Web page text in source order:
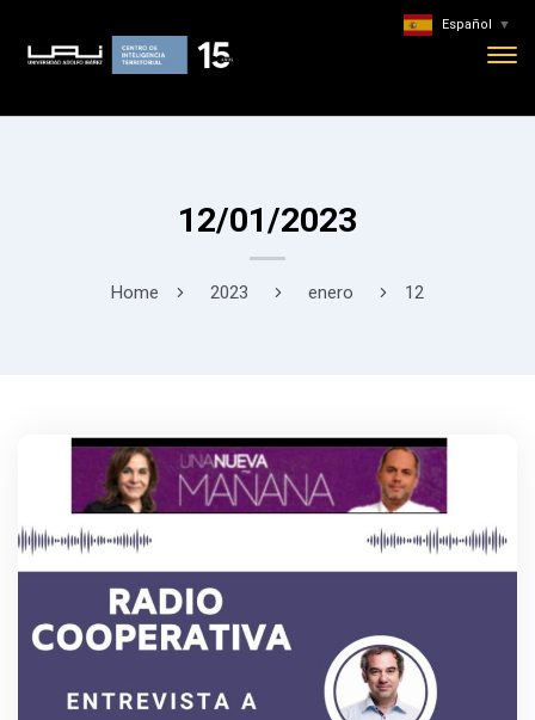
12/01/2023
Home 2023 enero 12
Español ▼